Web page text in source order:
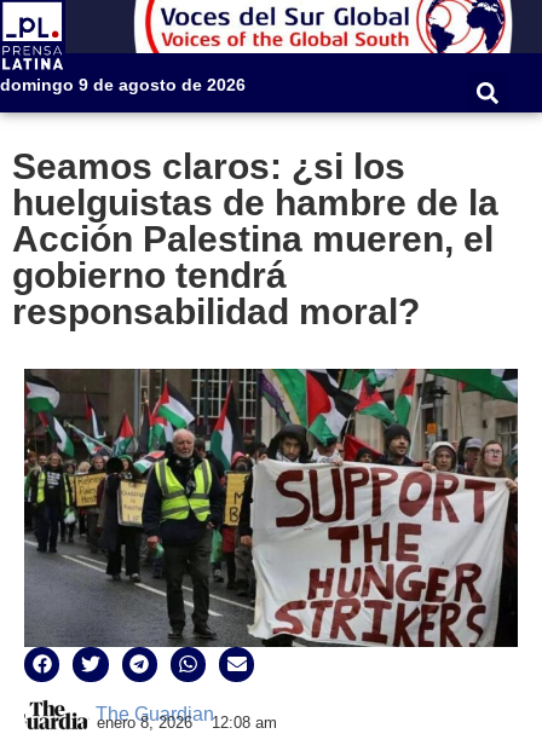
domingo 9 de agosto de 2026
Seamos claros: ¿si los
huelguistas de hambre de la
Acción Palestina mueren, el
gobierno tendrá
responsabilidad moral?
The Guardian
enero 8, 2026 12:08 am